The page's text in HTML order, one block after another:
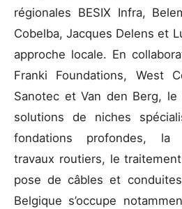
régionales BESIX Infra,
Cobelba, Jacques Delens et
approche locale. En
Franki Foundations, West
Sanotec et Van den Berg, le
solutions de niches
fondations profondes, la
travaux routiers, le
pose de câbles et
Belgique s’occupe